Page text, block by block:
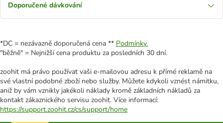
Doporučené dávkování
*DC = nezávazně doporučená cena ** Podmínky.
"běžně" = Nejnižší cena produktu za posledních 30 dní.
zoohit má právo používat vaši e-mailovou adresu k přímé reklamě na
své vlastní podobné zboží nebo služby. Můžete kdykoli vznést námitku,
aniž by vám vznikly jakékoli náklady kromě základních nákladů za
kontakt zákaznického servisu zoohit. Více informací:
https://support.zoohit.cz/cs/support/home